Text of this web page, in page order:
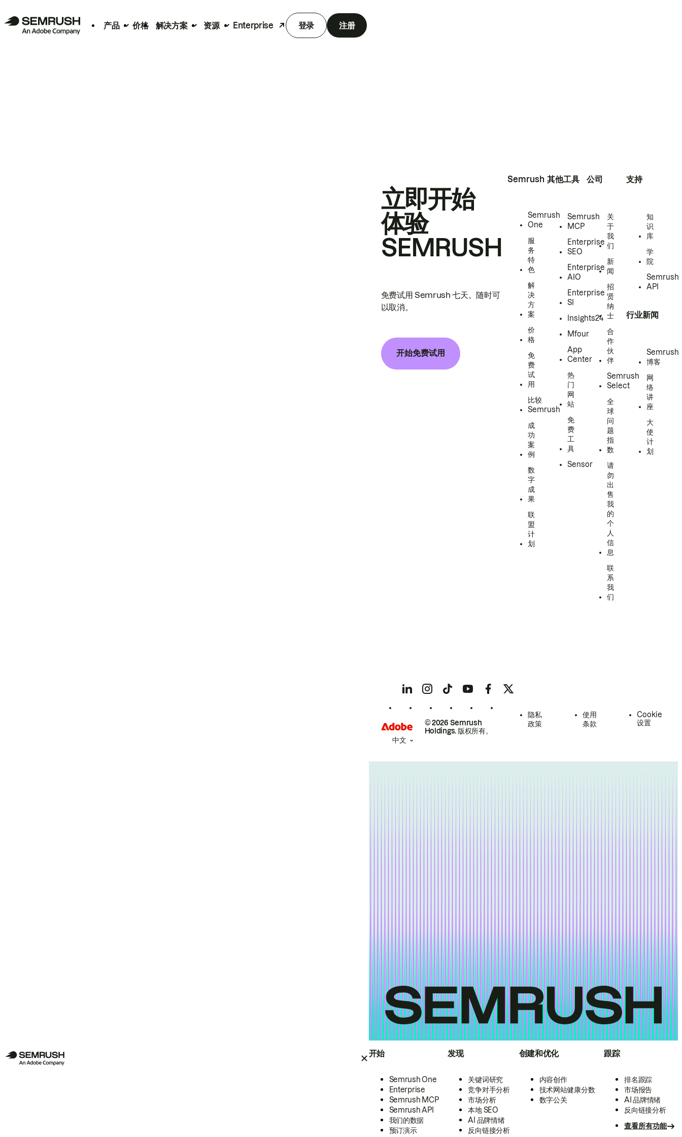
产品 价格 解决方案 资源 Enterprise 登录 注册
开始
Semrush One
Enterprise
Semrush MCP
Semrush API
我们的数据
预订演示
发现
关键词研究
竞争对手分析
市场分析
本地 SEO
AI 品牌情绪
反向链接分析
创建和优化
内容创作
技术网站健康分数
数字公关
跟踪
排名跟踪
市场报告
AI 品牌情绪
反向链接分析
查看所有功能
立即开始
体验
SEMRUSH
免费试用 Semrush 七天。随时可
以取消。
开始免费试用
Semrush
Semrush
One
服
务
特
色
解
决
方
案
价
格
免
费
试
用
比较
Semrush
成
功
案
例
数
字
成
果
联
盟
计
划
其他工具
Semrush
MCP
Enterprise
SEO
Enterprise
AIO
Enterprise
SI
Insights24
Mfour
App
Center
热
门
网
站
免
费
工
具
Sensor
公司
关
于
我
们
新
闻
招
贤
纳
士
合
作
伙
伴
Semrush
Select
全
球
问
题
指
数
请
勿
出
售
我
的
个
人
信
息
联
系
我
们
支持
知
识
库
学
院
Semrush
API
行业新闻
Semrush
博客
网
络
讲
座
大
使
计
划
© 2026 Semrush
Holdings. 版权所有。
隐私
政策
使用
条款
Cookie
设置
中文